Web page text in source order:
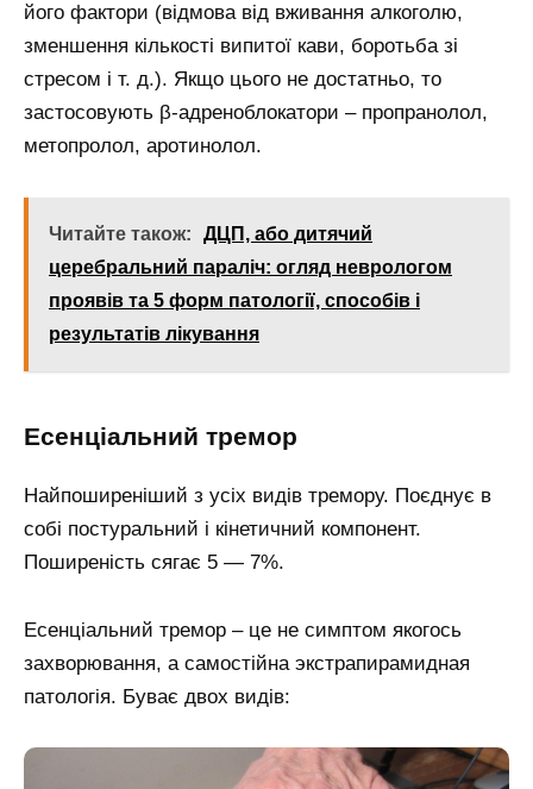
його фактори (відмова від вживання алкоголю,
зменшення кількості випитої кави, боротьба зі
стресом і т. д.). Якщо цього не достатньо, то
застосовують β-адреноблокатори – пропранолол,
метопролол, аротинолол.
Читайте також:
ДЦП, або дитячий
церебральний параліч: огляд неврологом
проявів та 5 форм патології, способів і
результатів лікування
Есенціальний тремор
Найпоширеніший з усіх видів тремору. Поєднує в
собі постуральний і кінетичний компонент.
Поширеність сягає 5 — 7%.
Есенціальний тремор – це не симптом якогось
захворювання, а самостійна экстрапирамидная
патологія. Буває двох видів: